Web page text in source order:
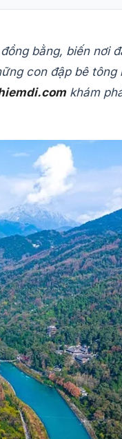
bằng, biến nơi
con đập bê tông
khám